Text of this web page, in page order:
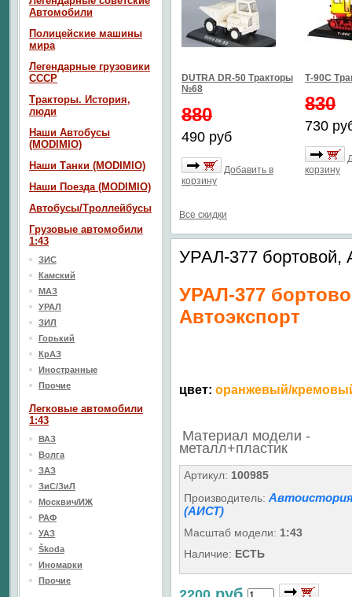
DUTRA DR-50 Тракторы
№68
880
490 руб
Добавить в
корзину
Т-90С
830
730
корзину
Все скидки
УРАЛ-377 бортовой,
УРАЛ-377
Автоэкспорт
цвет: оранжевый/
Материал модели -
металл+пластик
Артикул: 100985
Производитель:
(АИСТ)
Масштаб модели: 1:43
Наличие: ЕСТЬ
Автомобили
Полицейские машины
мира
Легендарные грузовики
СССР
Тракторы. История,
люди
Наши Автобусы
(MODIMIO)
Наши Танки (MODIMIO)
Наши Поезда (MODIMIO)
Автобусы/Троллейбусы
Грузовые автомобили
1:43
ЗИС
Камский
МАЗ
УРАЛ
ЗИЛ
Горький
КрАЗ
Иностранные
Прочие
Легковые автомобили
1:43
ВАЗ
Волга
ЗАЗ
ЗиС/ЗиЛ
Москвич/ИЖ
РАФ
УАЗ
Škoda
Иномарки
Прочие